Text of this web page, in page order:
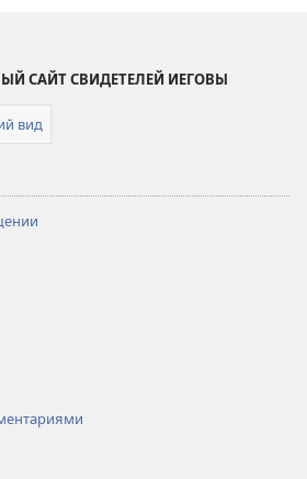
САЙТ СВИДЕТЕЛЕЙ ИЕГОВЫ
вид